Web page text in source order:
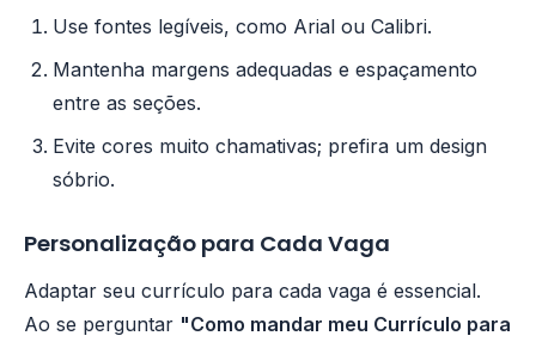
Use fontes legíveis, como Arial ou Calibri.
Mantenha margens adequadas e espaçamento
entre as seções.
Evite cores muito chamativas; prefira um design
sóbrio.
Personalização para Cada Vaga
Adaptar seu currículo para cada vaga é essencial.
Ao se perguntar "Como mandar meu Currículo para